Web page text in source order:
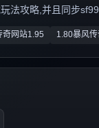
法攻略,并且同步
奇网站1.95 1.80暴风